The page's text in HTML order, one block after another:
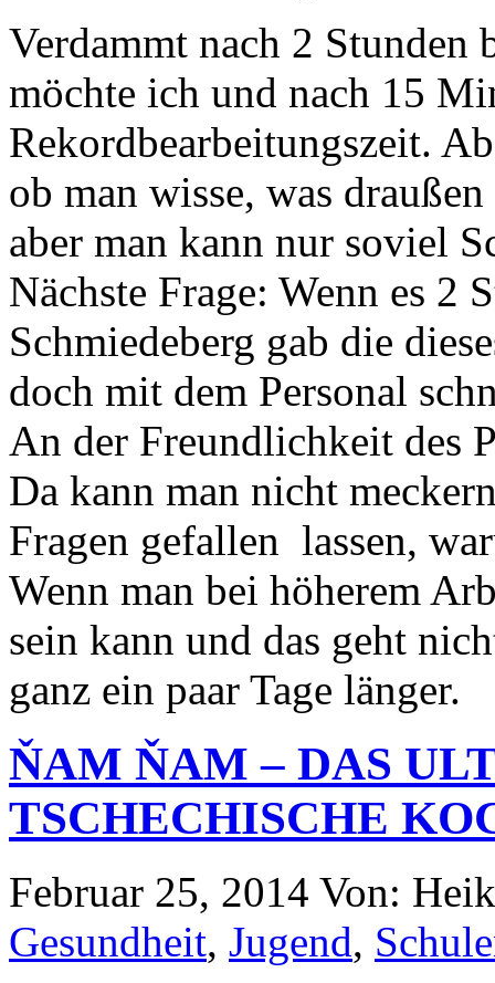
Verdammt nach 2 Stunden
möchte ich und nach 15
Rekordbearbeitungszeit.
ob man wisse, was
aber man kann nur soviel
Nächste Frage: Wenn es 2
Schmiedeberg gab die
doch mit dem Personal
An der Freundlichkeit des
Da kann man nicht
Fragen gefallen lassen,
Wenn man bei höherem
sein kann und das geht
ganz ein paar Tage länger.
ŇAM ŇAM – DAS
TSCHECHISCHE
Februar 25, 2014 Von:
Gesundheit, Jugend,